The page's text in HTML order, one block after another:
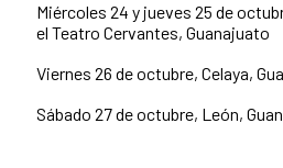
Miércoles 24 y jueves 25 de
el Teatro Cervantes, Guanajuato
Viernes 26 de octubre, Celaya,
Sábado 27 de octubre, León,